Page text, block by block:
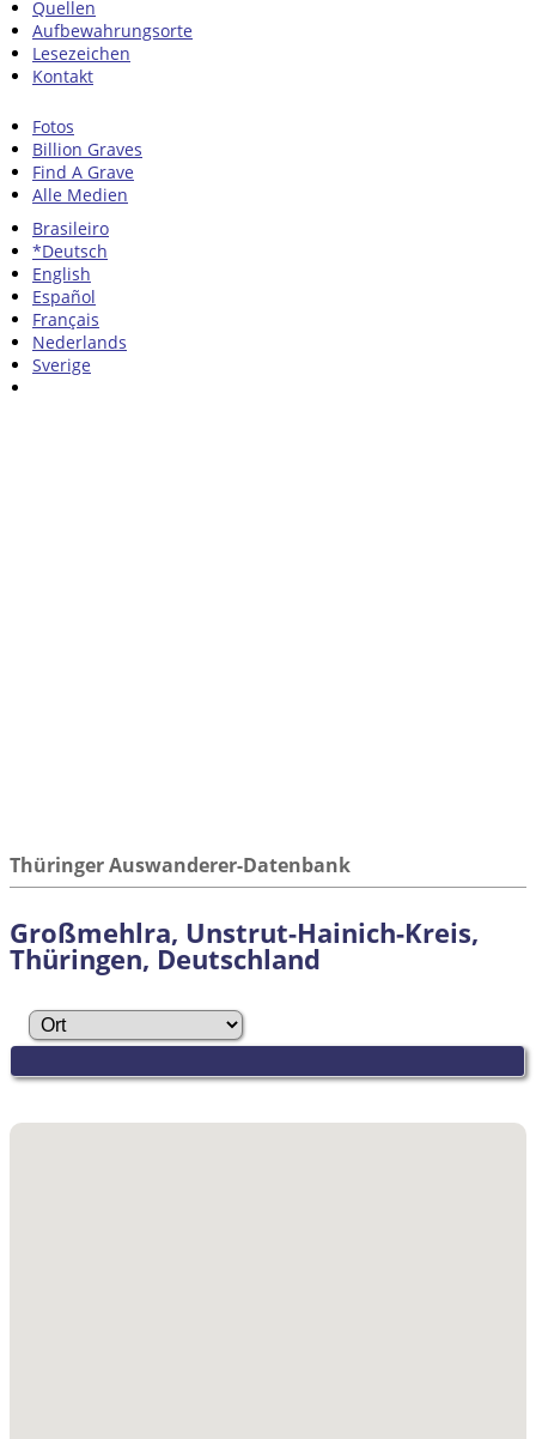
Fotos
Billion Graves
Find A Grave
Alle Medien
Quellen
Aufbewahrungsorte
Lesezeichen
Kontakt
Brasileiro
*Deutsch
English
Español
Français
Nederlands
Sverige
Thüringer Auswanderer-Datenbank
Großmehlra, Unstrut-Hainich-Kreis,
Thüringen, Deutschland